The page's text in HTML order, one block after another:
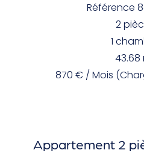
Référence
2
1
43.68
870 € / Mois
Appartement 2